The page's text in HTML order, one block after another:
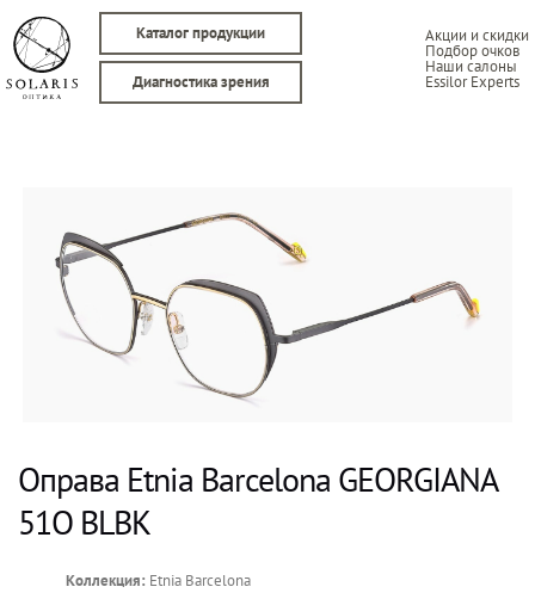
Каталог продукции Акции и скидки
Подбор очков
Наши салоны
Essilor Experts
Диагностика зрения
Оправа Etnia Barcelona GEORGIANA
51O BLBK
Коллекция: Etnia Barcelona